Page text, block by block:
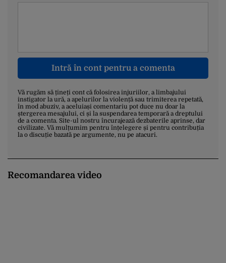
Intră în cont pentru a comenta
Vă rugăm să țineți cont că folosirea injuriilor, a limbajului
instigator la ură, a apelurilor la violență sau trimiterea repetată,
în mod abuziv, a aceluiași comentariu pot duce nu doar la
ștergerea mesajului, ci și la suspendarea temporară a dreptului
de a comenta. Site-ul nostru încurajează dezbaterile aprinse, dar
civilizate. Vă mulțumim pentru înțelegere și pentru contribuția
la o discuție bazată pe argumente, nu pe atacuri.
Recomandarea video